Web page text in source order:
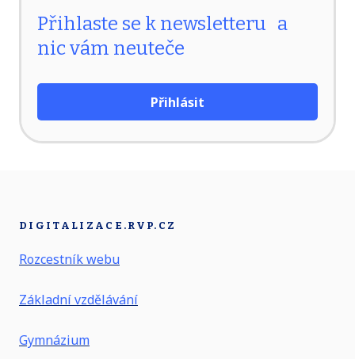
Přihlaste se k newsletteru a
nic vám neuteče
Přihlásit
DIGITALIZACE.RVP.CZ
Rozcestník webu
Základní vzdělávání
Gymnázium